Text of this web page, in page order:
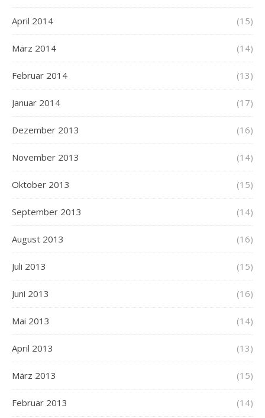
April 2014 (15)
März 2014 (14)
Februar 2014 (13)
Januar 2014 (17)
Dezember 2013 (16)
November 2013 (14)
Oktober 2013 (15)
September 2013 (14)
August 2013 (16)
Juli 2013 (15)
Juni 2013 (16)
Mai 2013 (14)
April 2013 (13)
März 2013 (15)
Februar 2013 (14)